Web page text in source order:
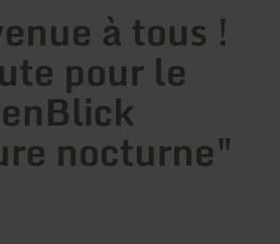
à tous !
pour le
nocturne"